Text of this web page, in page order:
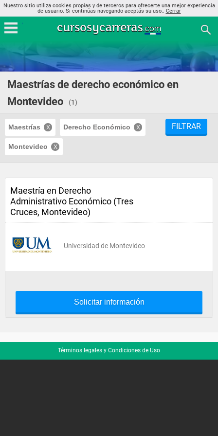
Nuestro sitio utiliza cookies propias y de terceros para ofrecerte una mejor experiencia
de usuario. Si continúas navegando aceptás su uso.. Cerrar
Maestrías de derecho económico en
Montevideo
(1)
Maestrías Derecho Económico
Montevideo
FILTRAR
Maestría en Derecho
Administrativo Económico (Tres
Cruces, Montevideo)
Universidad de Montevideo
Solicitar información
Términos legales y Condiciones de Uso